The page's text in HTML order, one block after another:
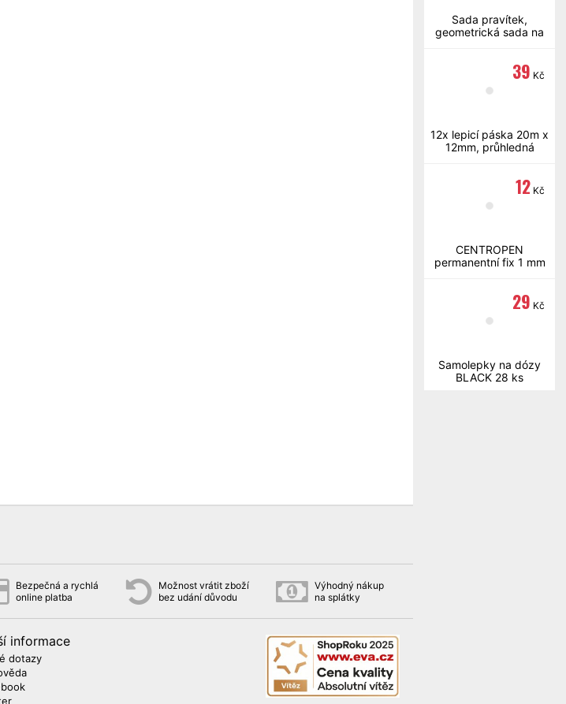
Bezpečná a rychlá
online platba
Možnost vrátit zboží
bez udání důvodu
Výhodný nákup
na splátky
informace
dotazy
Sada pravítek,
geometrická sada na
39 Kč
12x lepicí páska 20m x
12mm, průhledná
12 Kč
CENTROPEN
permanentní fix 1 mm
29 Kč
Samolepky na dózy
BLACK 28 ks